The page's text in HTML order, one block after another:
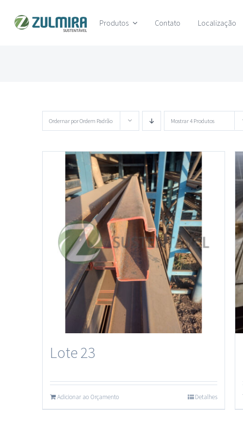
para
Produtos Contato Localização
Ordernar porOrdem Padrão Mostrar 4 Produtos
Lote 23
Adicionar ao Orçamento Detalhes